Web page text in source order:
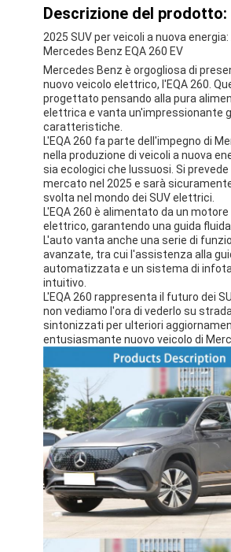
Descrizione del prodotto:
2025 SUV per veicoli a nuova
Mercedes Benz EQA 260 EV
Mercedes Benz è orgogliosa di
nuovo veicolo elettrico, l'EQA 260.
progettato pensando alla pura
elettrica e vanta un'impressionante
caratteristiche.
L'EQA 260 fa parte dell'impegno di
nella produzione di veicoli a nuova
sia ecologici che lussuosi. Si prevede
mercato nel 2025 e sarà
svolta nel mondo dei SUV elettrici.
L'EQA 260 è alimentato da un
elettrico, garantendo una guida fluida
L'auto vanta anche una serie di
avanzate, tra cui l'assistenza alla
automatizzata e un sistema di
intuitivo.
L'EQA 260 rappresenta il futuro dei
non vediamo l'ora di vederlo su
sintonizzati per ulteriori
entusiasmante nuovo veicolo di